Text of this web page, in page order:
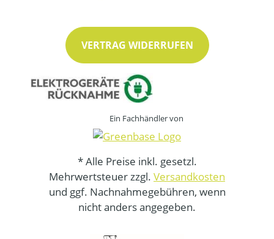
VERTRAG WIDERRUFEN
Ein Fachhändler von
* Alle Preise inkl. gesetzl.
Mehrwertsteuer zzgl. Versandkosten
und ggf. Nachnahmegebühren, wenn
nicht anders angegeben.